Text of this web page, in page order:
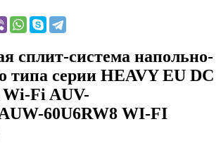
сплит-система напольно-
типа серии HEAVY EU DC
Fi AUV-
60U6RW8 WI-FI